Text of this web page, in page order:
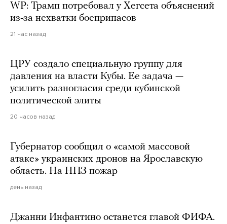
WP: Трамп потребовал у Хегсета объяснений
из-за нехватки боеприпасов
21 час назад
ЦРУ создало специальную группу для
давления на власти Кубы. Ее задача —
усилить разногласия среди кубинской
политической элиты
20 часов назад
Губернатор сообщил о «самой массовой
атаке» украинских дронов на Ярославскую
область. На НПЗ пожар
день назад
Джанни Инфантино останется главой ФИФА.